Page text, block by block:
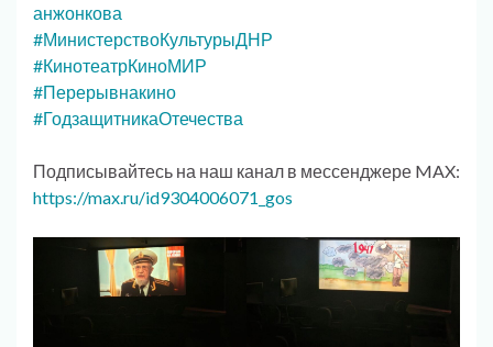
анжонкова
#МинистерствоКультурыДНР
#КинотеатрКиноМИР
#Перерывнакино
#ГодзащитникаОтечества
Подписывайтесь на наш канал в мессенджере MAX:
https://max.ru/id9304006071_gos